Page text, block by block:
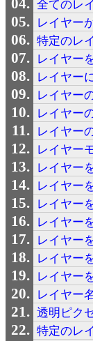
全てのレ
レイヤー
特定のレ
レイヤー
レイヤー
レイヤー
レイヤー
レイヤー
レイヤー
レイヤー
レイヤー
レイヤー
レイヤー
レイヤー
レイヤー
レイヤー
レイヤー
透明ピク
特定のレ